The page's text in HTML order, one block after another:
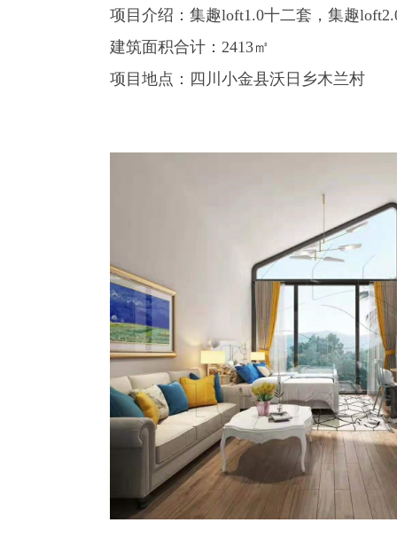
项目介绍：集趣loft1.0十二套，集趣
建筑面积合计： 2413㎡
项目地点：四川小金县沃日乡木兰村